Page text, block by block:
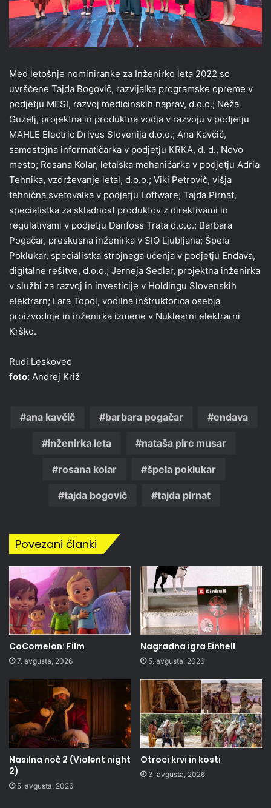
Med letošnje nominiranke za Inženirko leta 2022 so
uvrščene Tajda Bogovič, razvijalka programske opreme v
podjetju MESI, razvoj medicinskih naprav, d.o.o.; Neža
Guzelj, projektna in produktna vodja v razvoju v podjetju
MAHLE Electric Drives Slovenija d.o.o.; Ana Kavčič,
samostojna informatičarka v podjetju KRKA, d. d., Novo
mesto; Rosana Kolar, letalska mehaničarka v podjetju Adria
Tehnika, vzdrževanje letal, d.o.o.; Viki Petrovič, višja
tehnična svetovalka v podjetju Loftware; Tajda Pirnat,
specialistka za skladnost produktov z direktivami in
regulativami v podjetju Danfoss Trata d.o.o.; Barbara
Pogačar, preskusna inženirka v SIQ Ljubljana; Špela
Poklukar, specialistka strojnega učenja v podjetju Endava,
digitalne rešitve, d.o.o.; Jerneja Sedlar, projektna inženirka
v službi za razvoj in investicije v Holdingu Slovenskih
elektrarn; Lara Topol, vodilna inštruktorica osebja
proizvodnje in inženirka izmene v Nuklearni elektrarni
Krško.
Rudi Leskovec
foto: Andrej Križ
ana kavčič barbara pogačar endava
inženirka leta nataša pirc musar
rosana kolar špela poklukar
tajda bogovič tajda pirnat
Povezani članki
CoComelon: Film
7. avgusta, 2026
Nagradna igra Einhell
5. avgusta, 2026
Nasilna noč 2 (Violent night
2)
5. avgusta, 2026
Otroci krvi in kosti
3. avgusta, 2026